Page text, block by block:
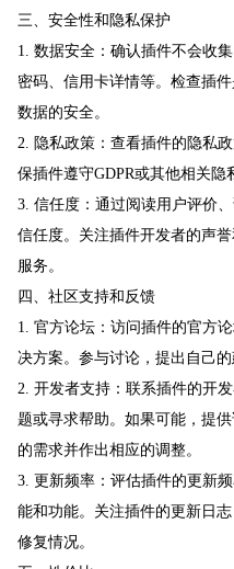
三、安全性和隐私保护
1. 数据安全：确认插件不会收
密码、信用卡详情等。检查插
数据的安全。
2. 隐私政策：查看插件的隐私
保插件遵守GDPR或其他相关隐
3. 信任度：通过阅读用户评价
信任度。关注插件开发者的声
服务。
四、社区支持和反馈
1. 官方论坛：访问插件的官方
决方案。参与讨论，提出自己
2. 开发者支持：联系插件的开
题或寻求帮助。如果可能，提
的需求并作出相应的调整。
3. 更新频率：评估插件的更新
能和功能。关注插件的更新日
修复情况。